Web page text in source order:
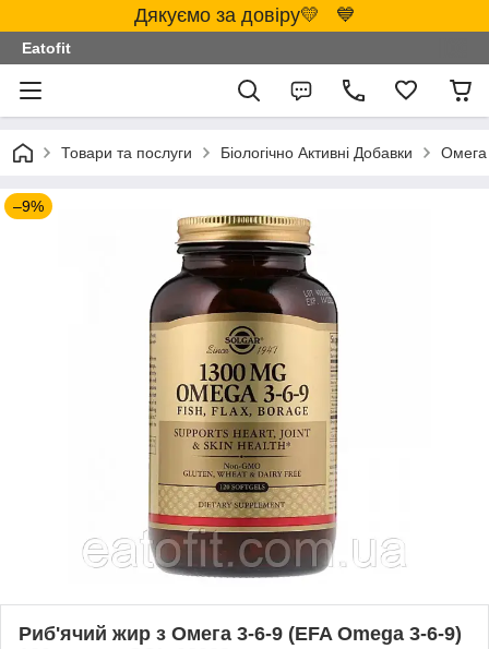
Дякуємо за довіру💛 💙
Eatofit
Товари та послуги Біологічно Активні Добавки Омега
–9%
Риб'ячий жир з Омега 3-6-9 (EFA Omega 3-6-9)